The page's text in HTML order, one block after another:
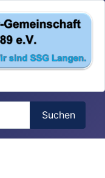
Suchen